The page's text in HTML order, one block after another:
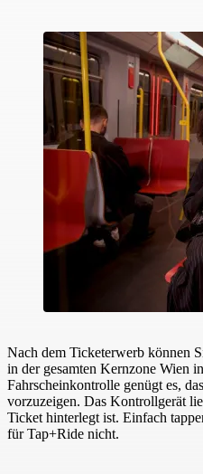
Nach dem Ticketerwerb können
in der gesamten Kernzone Wien
Fahrscheinkontrolle genügt es,
vorzuzeigen. Das Kontrollgerät
Ticket hinterlegt ist. Einfach
für Tap+Ride nicht.